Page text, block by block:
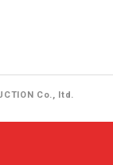
Co., ltd.